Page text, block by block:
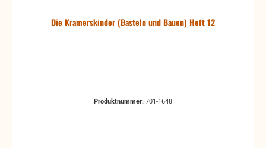
Die Kramerskinder (Basteln und Bauen) Heft 12
Produktnummer: 701-1648